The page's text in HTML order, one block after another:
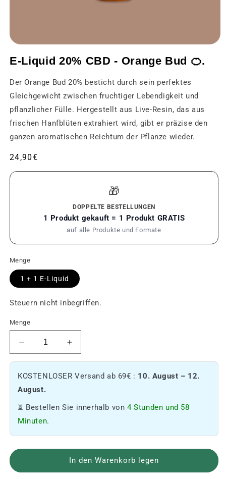
1
in
modalen
Fenster
öffnen
E-Liquid 20% CBD - Orange Bud 🍊.
Der Orange Bud 20% besticht durch sein perfektes
Gleichgewicht zwischen fruchtiger Lebendigkeit und
pflanzlicher Fülle. Hergestellt aus Live-Resin, das aus
frischen Hanfblüten extrahiert wird, gibt er präzise den
ganzen aromatischen Reichtum der Pflanze wieder.
Üblicher
Preis
24,90€
🎁
DOPPELTE BESTELLUNGEN
1 Produkt gekauft = 1 Produkt GRATIS
auf alle Produkte und Formate
Menge
1 + 1 E-Liquid
Steuern nicht inbegriffen.
Menge
Reduziere
die
an
20%
E-
Liquid
Erhöhen
Sie
Menge
CBD
Bud
🍊.
KOSTENLOSER Versand ab 69€ : 10. August – 12.
August.
⏳ Bestellen Sie innerhalb von4 Stunden und 58
Minuten.
In den Warenkorb legen